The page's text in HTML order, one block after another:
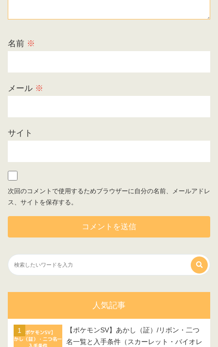
名前 ※
メール ※
サイト
次回のコメントで使用するためブラウザーに自分の名前、メールアドレ
ス、サイトを保存する。
人気記事
【ポケモンSV】あかし（証）/リボン・二つ
名一覧と入手条件（スカーレット・バイオレ